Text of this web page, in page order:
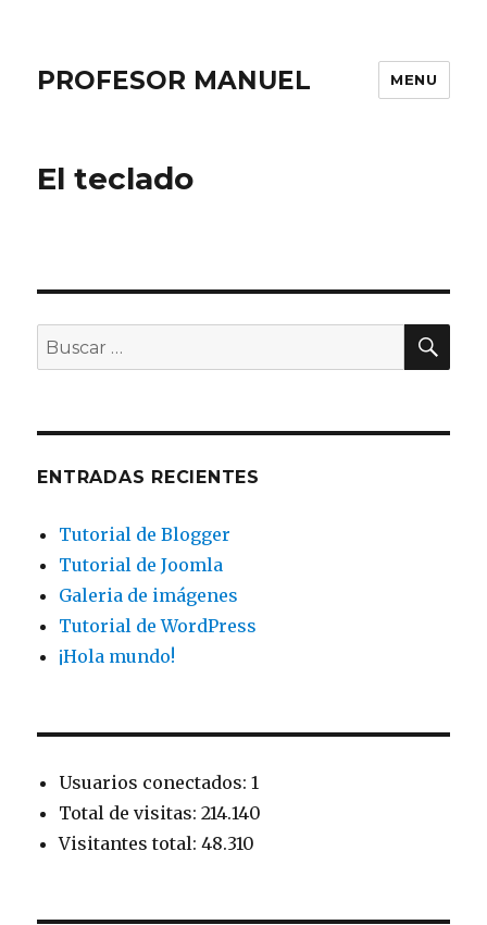
PROFESOR MANUEL MENU
El teclado
Buscar
por:
ENTRADAS RECIENTES
Tutorial de Blogger
Tutorial de Joomla
Galeria de imágenes
Tutorial de WordPress
¡Hola mundo!
Usuarios conectados: 1
Total de visitas: 214.140
Visitantes total: 48.310